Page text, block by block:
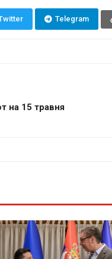
Telegram
на 15 травня